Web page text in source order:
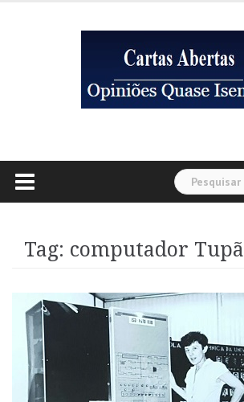
Pesquisar
por:
Tag: computador Tupã